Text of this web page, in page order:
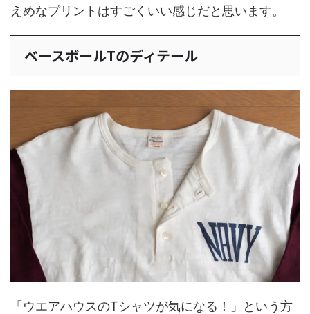
えめなプリントはすごくいい感じだと思います。
ベースボールTのディテール
「ウエアハウスのTシャツが気になる！」という方